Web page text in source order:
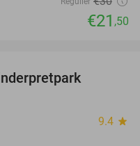
€21 ,50
9.4 star